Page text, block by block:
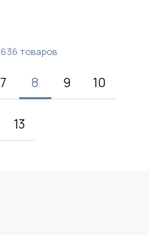
636 товаров
7 8 9 10
13